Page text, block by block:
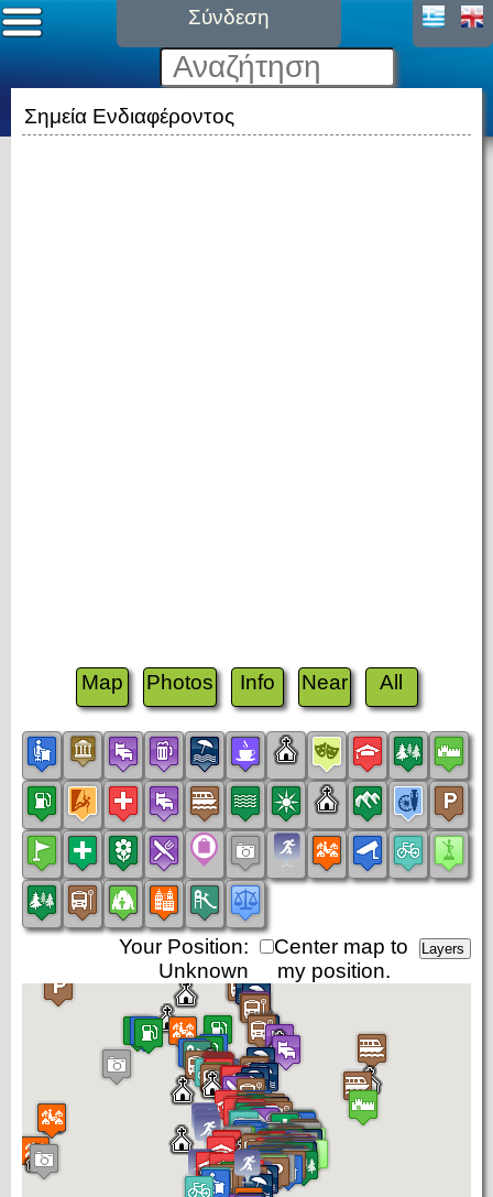
Σύνδεση
Σημεία Ενδιαφέροντος
Map Photos Info Near All
Center map to
my position.
Your Position:
Unknown